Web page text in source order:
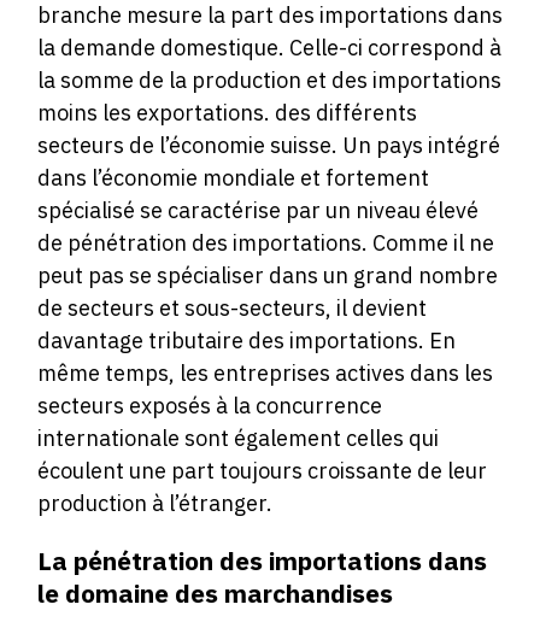
branche mesure la part des importations dans
la demande domestique. Celle-ci correspond à
la somme de la production et des importations
moins les exportations. des différents
secteurs de l’économie suisse. Un pays intégré
dans l’économie mondiale et fortement
spécialisé se caractérise par un niveau élevé
de pénétration des importations. Comme il ne
peut pas se spécialiser dans un grand nombre
de secteurs et sous-secteurs, il devient
davantage tributaire des importations. En
même temps, les entreprises actives dans les
secteurs exposés à la concurrence
internationale sont également celles qui
écoulent une part toujours croissante de leur
production à l’étranger.
La pénétration des importations dans
le domaine des marchandises